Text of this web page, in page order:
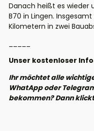
Danach heißt es wieder
B70 in Lingen.
Kilometern in zwei
Unser kostenloser
Ihr möchtet alle
WhatApp oder
bekommen? Dann